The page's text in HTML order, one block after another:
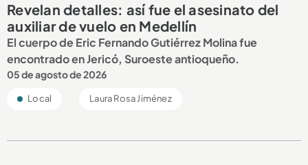
Revelan detalles: así fue el asesinato del
auxiliar de vuelo en Medellín
El cuerpo de Eric Fernando Gutiérrez Molina fue
encontrado en Jericó, Suroeste antioqueño.
05 de agosto de 2026
Local Laura Rosa Jiménez